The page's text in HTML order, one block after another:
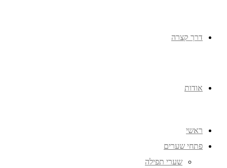
דרך קצרה
אודות
ראשי
פתחי שערים
שערי תפילה